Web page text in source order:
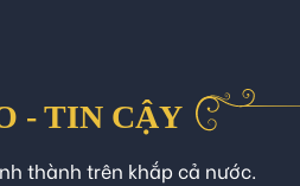
- TIN CẬY
thành trên khắp cả nước.